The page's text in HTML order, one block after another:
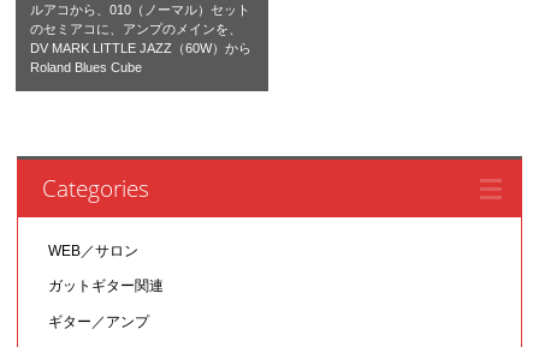
ルアコから、010（ノーマル）セット
のセミアコに、アンプのメインを、
DV MARK LITTLE JAZZ（60W）から
Roland Blues Cube
Categories
WEB／サロン
ガットギター関連
ギター／アンプ